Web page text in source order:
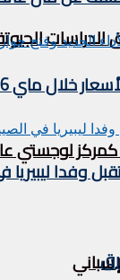
كمركز لوجستي
خلال ماي 2026